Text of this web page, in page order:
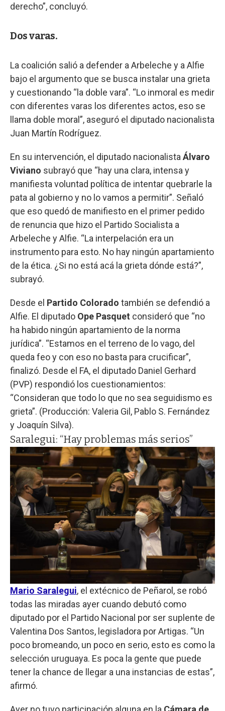
derecho”, concluyó.
Dos varas.
La coalición salió a defender a Arbeleche y a Alfie
bajo el argumento que se busca instalar una grieta
y cuestionando “la doble vara”. “Lo inmoral es medir
con diferentes varas los diferentes actos, eso se
llama doble moral”, aseguró el diputado nacionalista
Juan Martín Rodríguez.
En su intervención, el diputado nacionalista Álvaro
Viviano subrayó que “hay una clara, intensa y
manifiesta voluntad política de intentar quebrarle la
pata al gobierno y no lo vamos a permitir”. Señaló
que eso quedó de manifiesto en el primer pedido
de renuncia que hizo el Partido Socialista a
Arbeleche y Alfie. “La interpelación era un
instrumento para esto. No hay ningún apartamiento
de la ética. ¿Si no está acá la grieta dónde está?”,
subrayó.
Desde el Partido Colorado también se defendió a
Alfie. El diputado Ope Pasquet consideró que “no
ha habido ningún apartamiento de la norma
jurídica”. “Estamos en el terreno de lo vago, del
queda feo y con eso no basta para crucificar”,
finalizó. Desde el FA, el diputado Daniel Gerhard
(PVP) respondió los cuestionamientos:
“Consideran que todo lo que no sea seguidismo es
grieta”. (Producción: Valeria Gil, Pablo S. Fernández
y Joaquín Silva).
Saralegui: “Hay problemas más serios”
Mario Saralegui, el extécnico de Peñarol, se robó
todas las miradas ayer cuando debutó como
diputado por el Partido Nacional por ser suplente de
Valentina Dos Santos, legisladora por Artigas. “Un
poco bromeando, un poco en serio, esto es como la
selección uruguaya. Es poca la gente que puede
tener la chance de llegar a una instancias de estas”,
afirmó.